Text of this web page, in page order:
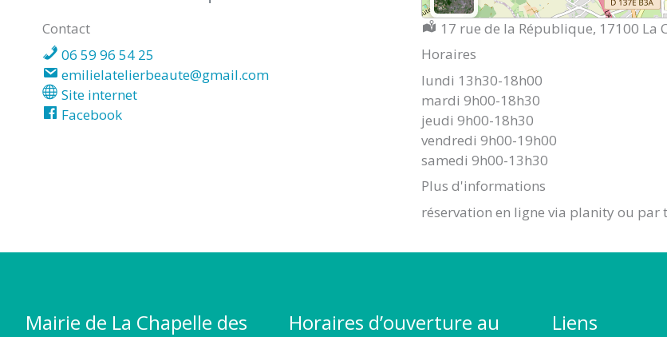
Contact
06 59 96 54 25
emilielatelierbeaute@gmail.com
Site internet
Facebook
Localisation :
17 rue de la République, 17100 La
Horaires
lundi 13h30-18h00
mardi 9h00-18h30
jeudi 9h00-18h30
vendredi 9h00-19h00
samedi 9h00-13h30
Plus d'informations
réservation en ligne via planity ou par
Mairie de La Chapelle des
Horaires d’ouverture au
Liens